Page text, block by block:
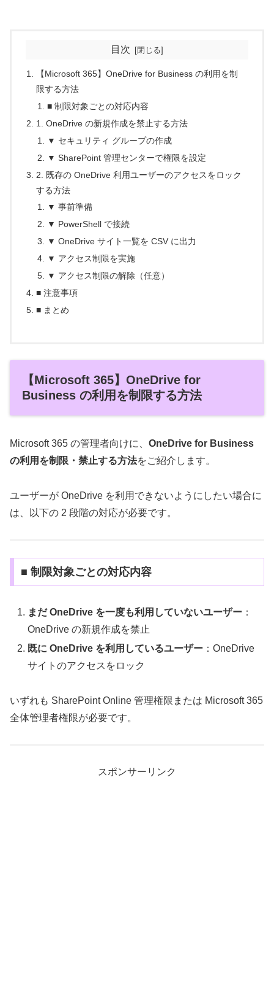
目次
【Microsoft 365】OneDrive for Business の利用を制
限する方法
■ 制限対象ごとの対応内容
1. OneDrive の新規作成を禁止する方法
▼ セキュリティ グループの作成
▼ SharePoint 管理センターで権限を設定
2. 既存の OneDrive 利用ユーザーのアクセスをロック
する方法
▼ 事前準備
▼ PowerShell で接続
▼ OneDrive サイト一覧を CSV に出力
▼ アクセス制限を実施
▼ アクセス制限の解除（任意）
■ 注意事項
■ まとめ
【Microsoft 365】OneDrive for
Business の利用を制限する方法
Microsoft 365 の管理者向けに、 OneDrive for Business
の利用を制限・禁止する方法をご紹介します。
ユーザーが OneDrive を利用できないようにしたい場合に
は、以下の 2 段階の対応が必要です。
■ 制限対象ごとの対応内容
まだ OneDrive を一度も利用していないユーザー ：
OneDrive の新規作成を禁止
既に OneDrive を利用しているユーザー ：OneDrive
サイトのアクセスをロック
いずれも SharePoint Online 管理権限または Microsoft 365
全体管理者権限が必要です。
スポンサーリンク